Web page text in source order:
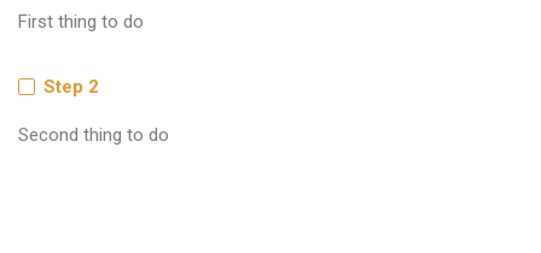
First thing to do
Step 2
Second thing to do